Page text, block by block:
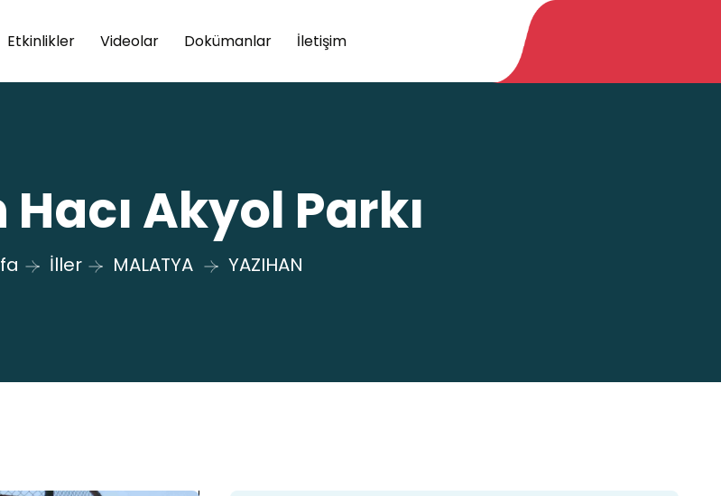
Etkinlikler Videolar Dokümanlar İletişim
Hacı Akyol Parkı
İller MALATYA YAZIHAN